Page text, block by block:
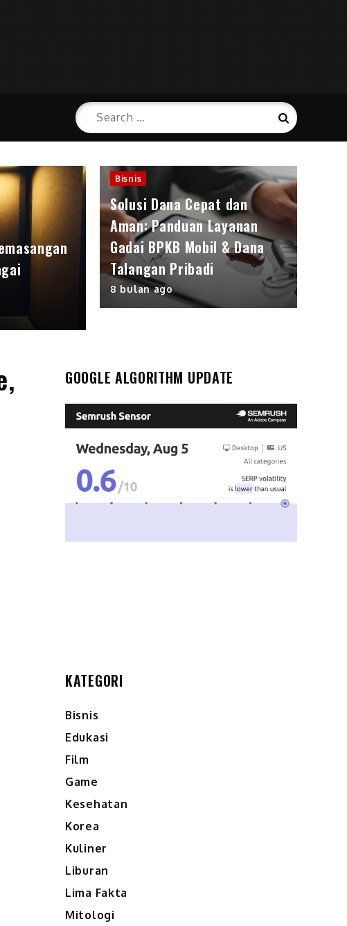
Search
for:
Search
Bisnis
Solusi Dana Cepat dan
Aman: Panduan Layanan
Gadai BPKB Mobil & Dana
Talangan Pribadi
8 bulan ago
GOOGLE ALGORITHM UPDATE
KATEGORI
Bisnis
Edukasi
Film
Game
Kesehatan
Korea
Kuliner
Liburan
Lima Fakta
Mitologi